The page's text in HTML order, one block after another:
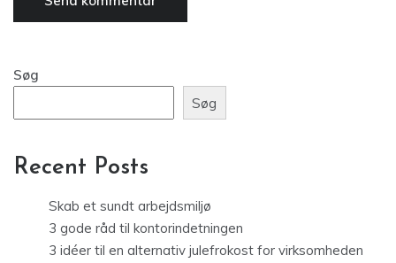
Søg
Søg
Recent Posts
Skab et sundt arbejdsmiljø
3 gode råd til kontorindetningen
3 idéer til en alternativ julefrokost for virksomheden